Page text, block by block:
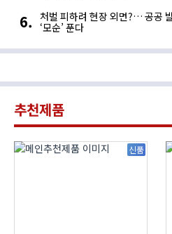
처벌 피하려 현장 외면?… 공공
‘모순’ 푼다
추천제품
신품